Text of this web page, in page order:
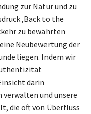
zur Natur und zu
‚Back to the
zu bewährten
Neubewertung der
liegen. Indem wir
darin
verwalten und unsere
die oft von Überfluss